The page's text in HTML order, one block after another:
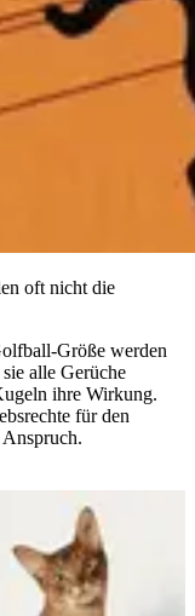
oft nicht die
Größe werden
alle Gerüche
ihre Wirkung.
für den